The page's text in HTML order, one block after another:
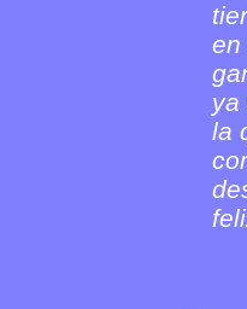
en
ya
la